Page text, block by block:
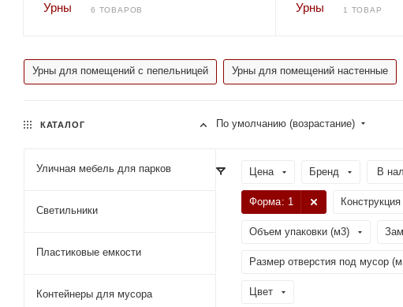
6 ТОВАРОВ 1 ТОВАР
Урны для помещений с пепельницей Урны для помещений настенные
По умолчанию (возрастание)
Цена Бренд В
Форма: 1 Конструкция
Объем упаковки (м3)
Размер отверстия под мусор
Цвет
КАТАЛОГ
Уличная мебель для парков
Светильники
Пластиковые емкости
Контейнеры для мусора